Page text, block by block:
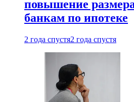
повышение
банкам по ипотеке
2 года спустя2 года спустя